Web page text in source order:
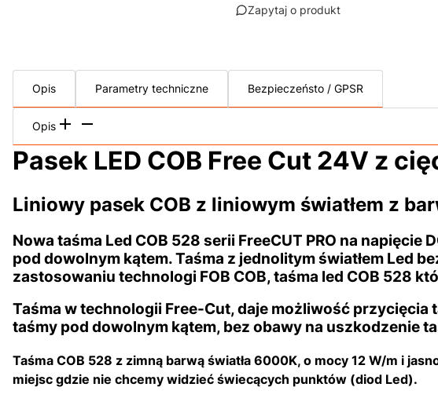
Zapytaj o produkt
Opis Parametry techniczne Bezpieczeństo / GPSR
Opis
Pasek LED COB Free Cut 24V z
Liniowy pasek COB z liniowym światłem z
Nowa taśma Led COB 528 serii FreeCUT PRO na
pod dowolnym kątem. Taśma z jednolitym światłem Led
zastosowaniu technologi FOB COB, taśma led COB 528
Taśma w technologii Free-Cut, daje możliwość przycięcia
taśmy pod dowolnym kątem, bez obawy na uszkodzenie
Taśma COB 528 z zimną barwą światła 6000K, o mocy 12 W/m i
miejsc gdzie nie chcemy widzieć świecących punktów (diod Led).